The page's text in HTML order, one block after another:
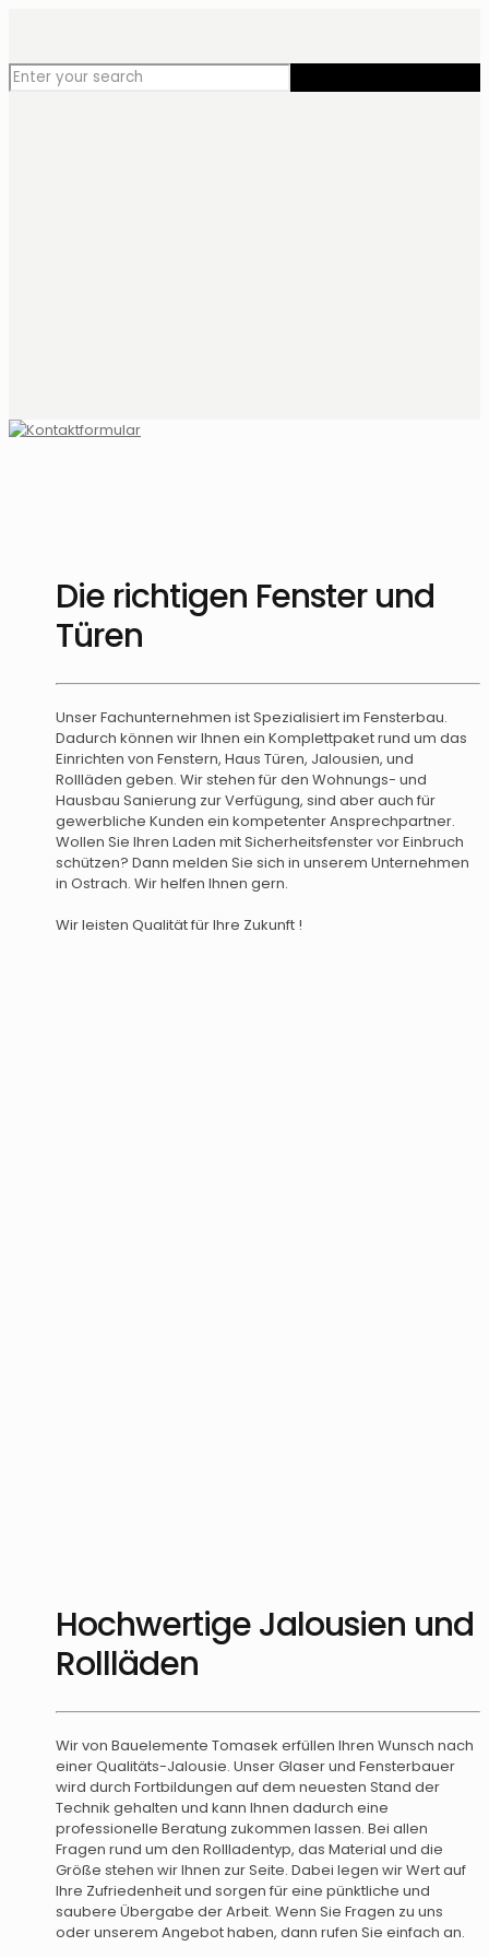
Die richtigen Fenster und
Türen
Unser Fachunternehmen ist Spezialisiert im Fensterbau.
Dadurch können wir Ihnen ein Komplettpaket rund um das
Einrichten von Fenstern, Haus Türen, Jalousien, und
Rollläden geben. Wir stehen für den Wohnungs- und
Hausbau Sanierung zur Verfügung, sind aber auch für
gewerbliche Kunden ein kompetenter Ansprechpartner.
Wollen Sie Ihren Laden mit Sicherheitsfenster vor Einbruch
schützen? Dann melden Sie sich in unserem Unternehmen
in Ostrach. Wir helfen Ihnen gern.
Wir leisten Qualität für Ihre Zukunft !
Hochwertige Jalousien und
Rollläden
Wir von Bauelemente Tomasek erfüllen Ihren Wunsch nach
einer Qualitäts-Jalousie. Unser Glaser und Fensterbauer
wird durch Fortbildungen auf dem neuesten Stand der
Technik gehalten und kann Ihnen dadurch eine
professionelle Beratung zukommen lassen. Bei allen
Fragen rund um den Rollladentyp, das Material und die
Größe stehen wir Ihnen zur Seite. Dabei legen wir Wert auf
Ihre Zufriedenheit und sorgen für eine pünktliche und
saubere Übergabe der Arbeit. Wenn Sie Fragen zu uns
oder unserem Angebot haben, dann rufen Sie einfach an.